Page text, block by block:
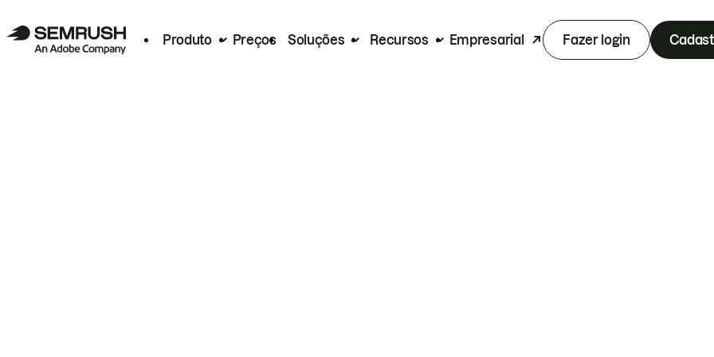
Produto Preços Soluções Recursos Empresarial Fazer login